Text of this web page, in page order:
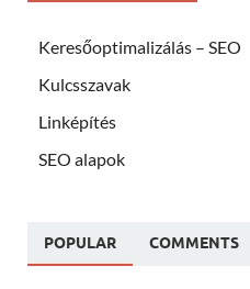
Keresőoptimalizálás – SEO
Kulcsszavak
Linképítés
SEO alapok
POPULAR COMMENTS